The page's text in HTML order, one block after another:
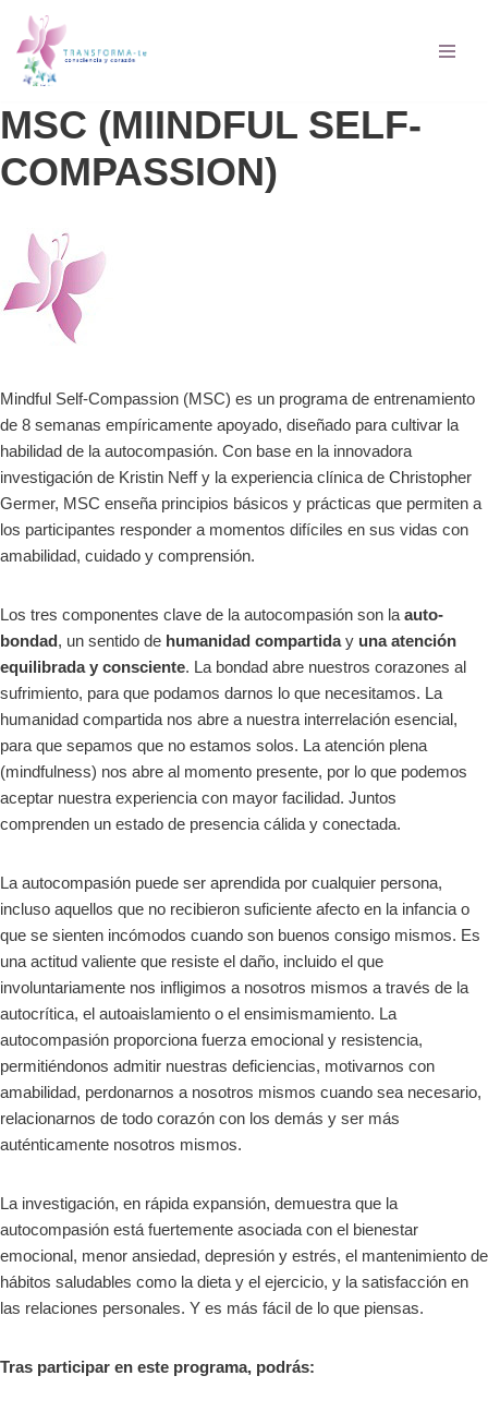
Saltar
al
contenido
MSC (MIINDFUL SELF-
COMPASSION)
Mindful Self-Compassion (MSC) es un programa de entrenamiento
de 8 semanas empíricamente apoyado, diseñado para cultivar la
habilidad de la autocompasión. Con base en la innovadora
investigación de Kristin Neff y la experiencia clínica de Christopher
Germer, MSC enseña principios básicos y prácticas que permiten a
los participantes responder a momentos difíciles en sus vidas con
amabilidad, cuidado y comprensión.
Los tres componentes clave de la autocompasión son la auto-
bondad, un sentido de humanidad compartiday una atención
equilibrada y consciente. La bondad abre nuestros corazones al
sufrimiento, para que podamos darnos lo que necesitamos. La
humanidad compartida nos abre a nuestra interrelación esencial,
para que sepamos que no estamos solos. La atención plena
(mindfulness) nos abre al momento presente, por lo que podemos
aceptar nuestra experiencia con mayor facilidad. Juntos
comprenden un estado de presencia cálida y conectada.
La autocompasión puede ser aprendida por cualquier persona,
incluso aquellos que no recibieron suficiente afecto en la infancia o
que se sienten incómodos cuando son buenos consigo mismos. Es
una actitud valiente que resiste el daño, incluido el que
involuntariamente nos infligimos a nosotros mismos a través de la
autocrítica, el autoaislamiento o el ensimismamiento. La
autocompasión proporciona fuerza emocional y resistencia,
permitiéndonos admitir nuestras deficiencias, motivarnos con
amabilidad, perdonarnos a nosotros mismos cuando sea necesario,
relacionarnos de todo corazón con los demás y ser más
auténticamente nosotros mismos.
La investigación, en rápida expansión, demuestra que la
autocompasión está fuertemente asociada con el bienestar
emocional, menor ansiedad, depresión y estrés, el mantenimiento de
hábitos saludables como la dieta y el ejercicio, y la satisfacción en
las relaciones personales. Y es más fácil de lo que piensas.
Tras participar en este programa, podrás: